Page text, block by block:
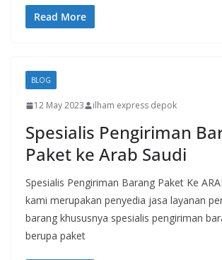
Read More
BLOG
12 May 2023 ilham express depok
Spesialis Pengiriman
Paket ke Arab Saudi
Spesialis Pengiriman Barang Paket Ke
kami merupakan penyedia jasa layanan
barang khususnya spesialis pengiriman
berupa paket